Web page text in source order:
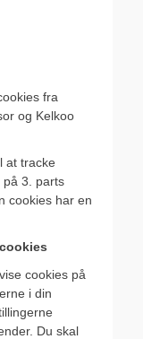
fra
og Kelkoo
at tracke
3. parts
cookies har en
cookies på
i din
Du skal